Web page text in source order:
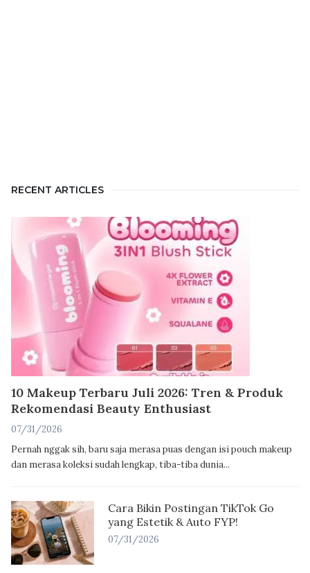
RECENT ARTICLES
10 Makeup Terbaru Juli 2026: Tren & Produk
Rekomendasi Beauty Enthusiast
07/31/2026
Pernah nggak sih, baru saja merasa puas dengan isi pouch makeup
dan merasa koleksi sudah lengkap, tiba-tiba dunia...
Cara Bikin Postingan TikTok Go
yang Estetik & Auto FYP!
07/31/2026